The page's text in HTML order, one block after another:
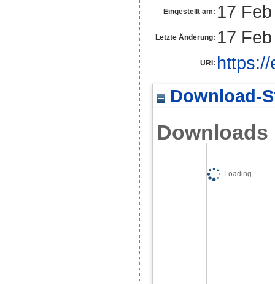
Eingestellt am: 17
Letzte Änderung: 17
URI:
Download-
Downloads
Loading...